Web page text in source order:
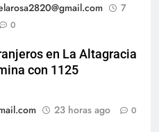
7
0
en La Altagracia
con 1125
23 horas ago 0